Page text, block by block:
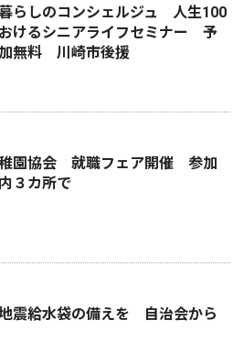
らしのコンシェルジュ 人生100
けるシニアライフセミナー 予
無料 川崎市後援
園協会 就職フェア開催 参加
３カ所で
震給水袋の備えを 自治会から